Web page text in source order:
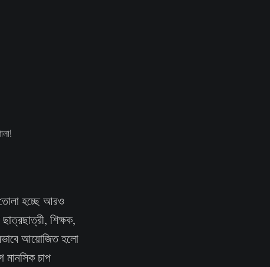
হচ্ছে আরও
শিক্ষক,
আয়োজিত হলো
মানসিক চাপ